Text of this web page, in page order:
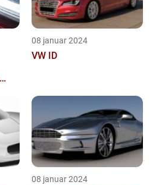
08 januar 2024
VW ID
08 januar 2024